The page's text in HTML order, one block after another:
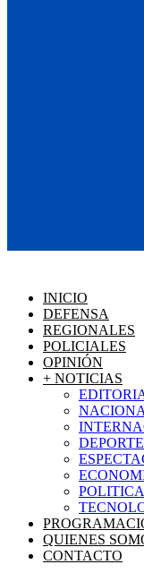
INICIO
DEFENSA
REGIONALES
POLICIALES
OPINIÓN
+ NOTICIAS
POLITICA
QUIENES
CONTACTO